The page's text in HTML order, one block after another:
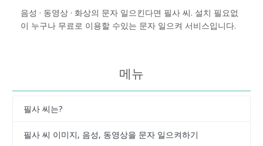
음성 · 동영상 · 화상의 문자 일으킨다면 필사 씨. 설치 필요없
이 누구나 무료로 이용할 수있는 문자 일으켜 서비스입니다.
메뉴
필사 씨는?
필사 씨 이미지, 음성, 동영상을 문자 일으켜하기